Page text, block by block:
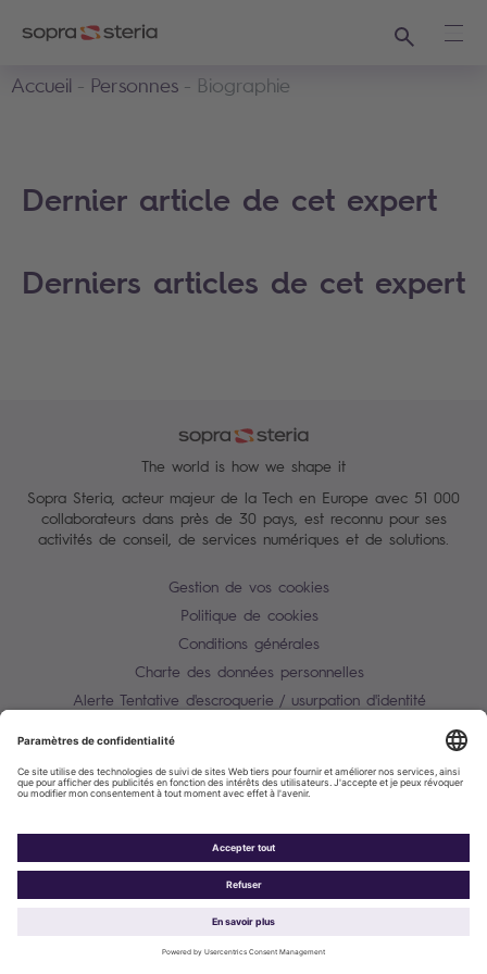
Recherche
Accueil
Personnes Biographie
Dernier article de cet expert
Derniers articles de cet expert
The world is how we shape it
Sopra Steria, acteur majeur de la Tech en Europe avec 51 000
collaborateurs dans près de 30 pays, est reconnu pour ses
activités de conseil, de services numériques et de solutions.
Gestion de vos cookies
Politique de cookies
Conditions générales
Charte des données personnelles
Alerte Tentative d'escroquerie / usurpation d'identité
Accessibilité : partiellement conforme
Sopra Steria 2026©